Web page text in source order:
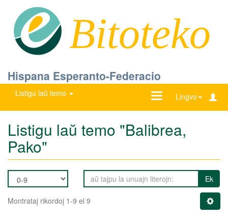
Bitoteko
Hispana Esperanto-Federacio
Listigu laŭ temo Lingvo
Ŝanĝu
Listigu laŭ temo "Balibrea,
Pako"
Ek
Montrataj rikordoj 1-9 el 9